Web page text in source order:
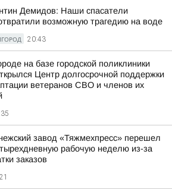
Демидов: Наши спасатели
возможную трагедию на воде
20:43
на базе городской поликлиники
Центр долгосрочной поддержки
ветеранов СВО и членов их
завод «Тяжмехпресс» перешел
рабочую неделю из-за
заказов